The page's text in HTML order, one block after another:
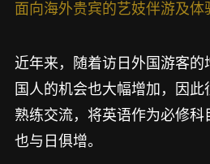
面向海外贵宾的艺妓伴游及体
近年来，随着访日外国游客
国人的机会也大幅增加，因
熟练交流，将英语作为必修
也与日俱增。